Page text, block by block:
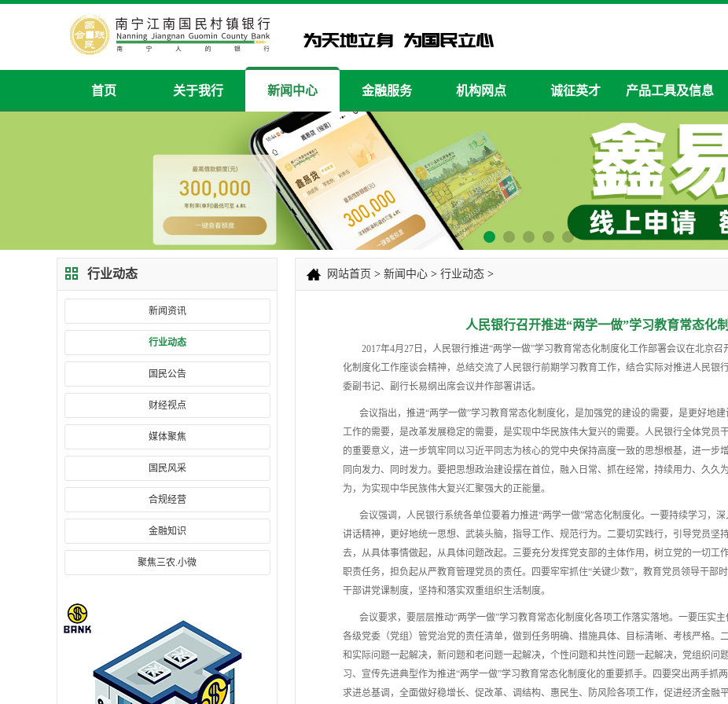
首页 关于我行 新闻中心 金融服务 机构网点 诚征英才 产品工具及信息
行业动态
新闻资讯
行业动态
国民公告
财经视点
媒体聚焦
国民风采
合规经营
金融知识
聚焦三农.小微
网站首页 > 新闻中心 > 行业动态 >
人民银行召开推进“两学一做”学习教育常态化
2017年4月27日，人民银行推进“两学一做”学习教育常态化制度化工作部署会议在北京召
化制度化工作座谈会精神，总结交流了人民银行前期学习教育工作，结合实际对推进人民银
委副书记、副行长易纲出席会议并作部署讲话。
会议指出，推进“两学一做”学习教育常态化制度化，是加强党的建设的需要，是更好地
工作的需要，是改革发展稳定的需要，是实现中华民族伟大复兴的需要。人民银行全体党员
的重要意义，进一步筑牢同以习近平同志为核心的党中央保持高度一致的思想根基，进一步
同向发力、同时发力。要把思想政治建设摆在首位，融入日常、抓在经常，持续用力、久久
为，为实现中华民族伟大复兴汇聚强大的正能量。
会议强调，人民银行系统各单位要着力推进“两学一做”常态化制度化。一要持续学习，
讲话精神，更好地统一思想、武装头脑，指导工作、规范行为。二要切实践行，引导党员坚
去，从具体事情做起，从具体问题改起。三要充分发挥党支部的主体作用，树立党的一切工
职责任务，担负起从严教育管理党员的责任。四要牢牢抓住“关键少数”，教育党员领导干部
干部讲党课制度，坚持和落实双重组织生活制度。
会议要求，要层层推动“两学一做”学习教育常态化制度化各项工作落实落地。一要压实主
各级党委（党组）管党治党的责任清单，做到任务明确、措施具体、目标清晰、考核严格。
和实际问题一起解决，新问题和老问题一起解决，个性问题和共性问题一起解决，党组织问
习、宣传先进典型作为推进“两学一做”学习教育常态化制度化的重要抓手。四要突出两手抓
求进总基调，全面做好稳增长、促改革、调结构、惠民生、防风险各项工作，促进经济金融